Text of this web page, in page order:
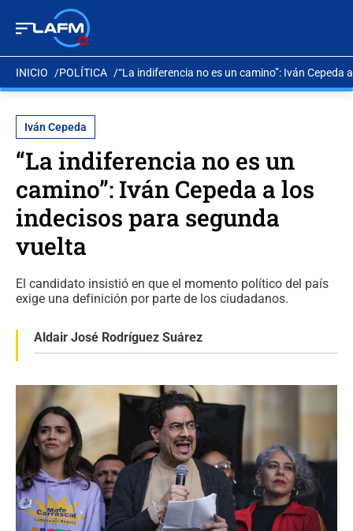
INICIO POLÍTICA “La indiferencia no es un camino”: Iván
Iván Cepeda
“La indiferencia no es un
camino”: Iván Cepeda a los
indecisos para segunda
vuelta
El candidato insistió en que el momento político del país
exige una definición por parte de los ciudadanos.
Aldair José Rodríguez Suárez